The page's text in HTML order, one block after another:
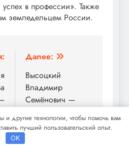
в профессии». Также
земледельцем России.
Далее:
Высоцкий
Владимир
Семёнович —
жизнь, творчество
и наследие —
и другие технологии, чтобы помочь вам
лучший пользовательский опыт.
OK